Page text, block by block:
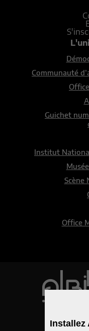
Communauté
Guichet
Institut
Scène
Office
Installez